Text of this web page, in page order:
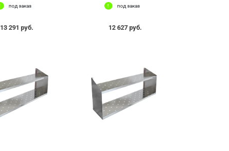
под заказ
13 291 руб.
под заказ
12 627 руб.